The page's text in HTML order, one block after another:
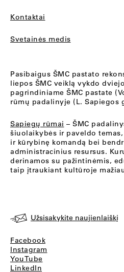
Kontaktai
Svetainės medis
Pasibaigus ŠMC pastato
liepos ŠMC veiklą vykdo
pagrindiniame ŠMC pastate
rūmų padalinyje (L. Sapiegos
Sapiegų rūmai – ŠMC
šiuolaikybės ir paveldo
ir kūrybinę komandą bei
administracinius resursus.
derinamos su pažintinėmis,
taip įtraukiant kultūroje
Užsisakykite naujienlaiškį
Facebook
Instagram
YouTube
LinkedIn